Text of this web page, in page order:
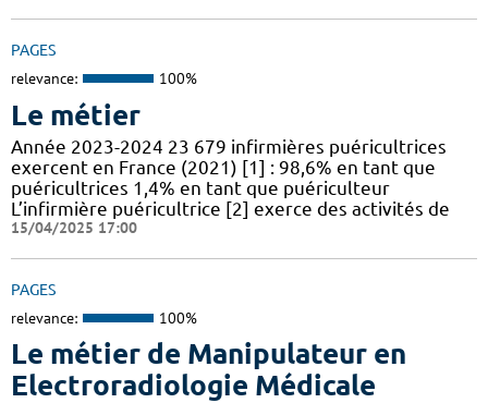
PAGES
relevance: 100%
Le métier
Année 2023-2024 23 679 infirmières puéricultrices
exercent en France (2021) [1] : 98,6% en tant que
puéricultrices 1,4% en tant que puériculteur
L’infirmière puéricultrice [2] exerce des activités de
15/04/2025 17:00
PAGES
relevance: 100%
Le métier de Manipulateur en
Electroradiologie Médicale